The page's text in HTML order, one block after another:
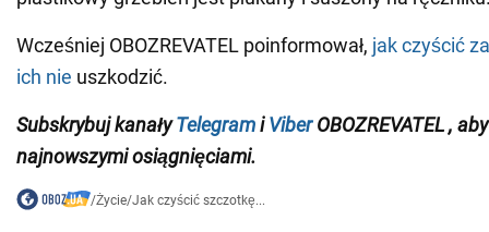
Wcześniej OBOZREVATEL poinformował, jak czyścić
ich nie uszkodzić.
SubskrybujkanałyTelegramiViberOBOZREVATEL, aby
najnowszymiosiągnięciami.
/Życie/Jak czyścić szczotkę...